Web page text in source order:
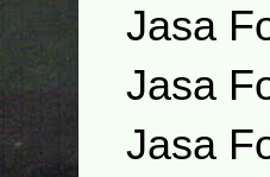
Jasa
Jasa
Jasa